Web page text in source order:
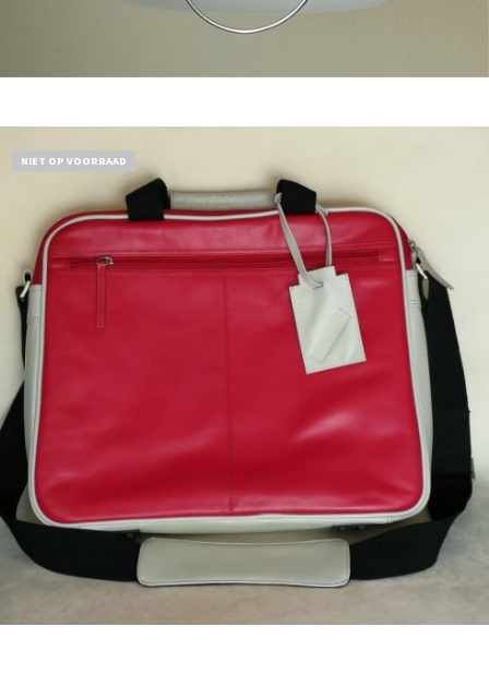
NIET OP VOORRAAD